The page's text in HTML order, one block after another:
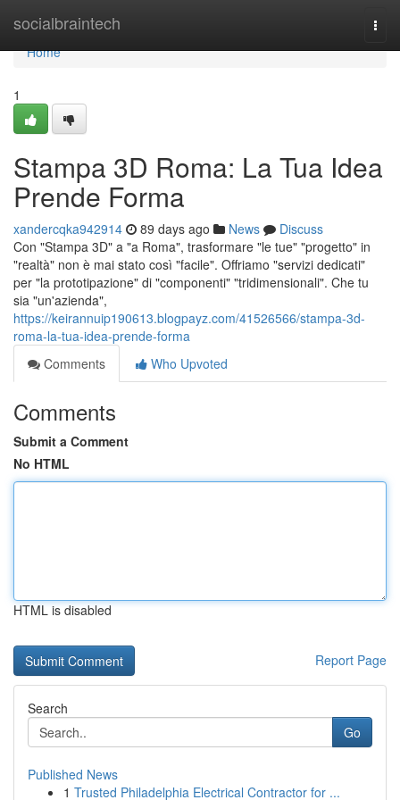
socialbraintech
Home
Home
1
Stampa 3D Roma: La Tua Idea
Prende Forma
xandercqka942914 89 days ago News
Discuss
Con "Stampa 3D" a "a Roma", trasformare "le tue" "progetto" in
"realtà" non è mai stato così "facile". Offriamo "servizi dedicati"
per "la prototipazione" di "componenti" "tridimensionali". Che tu
sia "un'azienda",
https://keirannuip190613.blogpayz.com/41526566/stampa-3d-
roma-la-tua-idea-prende-forma
Comments
Who Upvoted
Comments
Submit a Comment
No HTML
HTML is disabled
Report Page
Search
Go
Published News
1 Trusted Philadelphia Electrical Contractor for ...